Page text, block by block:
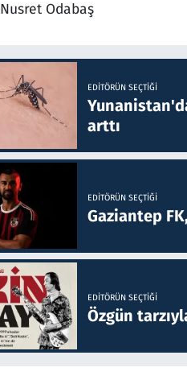
Nusret Odabaş
EDITÖRÜN SEÇTIĞI
arttı
EDITÖRÜN SEÇTIĞI
Gaziantep
EDITÖRÜN SEÇTIĞI
Özgün